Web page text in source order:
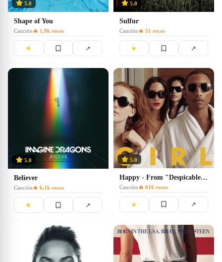
5.0
Shape of You
Canción 🔥 1,9k recos
★ ↗
5.0
Sulfur
Canción 🔥 51 recos
★ ↗
5.0
Believer
Canción 🔥 6,1k recos
★ ↗
5.0
Happy - From "Despicable Me 2"
Canción 🔥 616 recos
★ ↗